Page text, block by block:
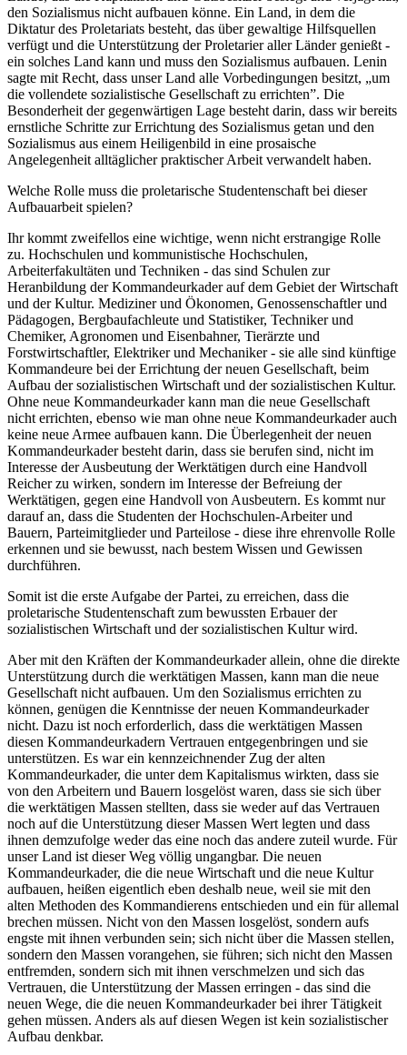
den Sozialismus nicht aufbauen könne. Ein Land, in dem die
Diktatur des Proletariats besteht, das über gewaltige Hilfsquellen
verfügt und die Unterstützung der Proletarier aller Länder genießt -
ein solches Land kann und muss den Sozialismus aufbauen. Lenin
sagte mit Recht, dass unser Land alle Vorbedingungen besitzt, „um
die vollendete sozialistische Gesellschaft zu errichten”. Die
Besonderheit der gegenwärtigen Lage besteht darin, dass wir bereits
ernstliche Schritte zur Errichtung des Sozialismus getan und den
Sozialismus aus einem Heiligenbild in eine prosaische
Angelegenheit alltäglicher praktischer Arbeit verwandelt haben.
Welche Rolle muss die proletarische Studentenschaft bei dieser
Aufbauarbeit spielen?
Ihr kommt zweifellos eine wichtige, wenn nicht erstrangige Rolle
zu. Hochschulen und kommunistische Hochschulen,
Arbeiterfakultäten und Techniken - das sind Schulen zur
Heranbildung der Kommandeurkader auf dem Gebiet der Wirtschaft
und der Kultur. Mediziner und Ökonomen, Genossenschaftler und
Pädagogen, Bergbaufachleute und Statistiker, Techniker und
Chemiker, Agronomen und Eisenbahner, Tierärzte und
Forstwirtschaftler, Elektriker und Mechaniker - sie alle sind künftige
Kommandeure bei der Errichtung der neuen Gesellschaft, beim
Aufbau der sozialistischen Wirtschaft und der sozialistischen Kultur.
Ohne neue Kommandeurkader kann man die neue Gesellschaft
nicht errichten, ebenso wie man ohne neue Kommandeurkader auch
keine neue Armee aufbauen kann. Die Überlegenheit der neuen
Kommandeurkader besteht darin, dass sie berufen sind, nicht im
Interesse der Ausbeutung der Werktätigen durch eine Handvoll
Reicher zu wirken, sondern im Interesse der Befreiung der
Werktätigen, gegen eine Handvoll von Ausbeutern. Es kommt nur
darauf an, dass die Studenten der Hochschulen-Arbeiter und
Bauern, Parteimitglieder und Parteilose - diese ihre ehrenvolle Rolle
erkennen und sie bewusst, nach bestem Wissen und Gewissen
durchführen.
Somit ist die erste Aufgabe der Partei, zu erreichen, dass die
proletarische Studentenschaft zum bewussten Erbauer der
sozialistischen Wirtschaft und der sozialistischen Kultur wird.
Aber mit den Kräften der Kommandeurkader allein, ohne die direkte
Unterstützung durch die werktätigen Massen, kann man die neue
Gesellschaft nicht aufbauen. Um den Sozialismus errichten zu
können, genügen die Kenntnisse der neuen Kommandeurkader
nicht. Dazu ist noch erforderlich, dass die werktätigen Massen
diesen Kommandeurkadern Vertrauen entgegenbringen und sie
unterstützen. Es war ein kennzeichnender Zug der alten
Kommandeurkader, die unter dem Kapitalismus wirkten, dass sie
von den Arbeitern und Bauern losgelöst waren, dass sie sich über
die werktätigen Massen stellten, dass sie weder auf das Vertrauen
noch auf die Unterstützung dieser Massen Wert legten und dass
ihnen demzufolge weder das eine noch das andere zuteil wurde. Für
unser Land ist dieser Weg völlig ungangbar. Die neuen
Kommandeurkader, die die neue Wirtschaft und die neue Kultur
aufbauen, heißen eigentlich eben deshalb neue, weil sie mit den
alten Methoden des Kommandierens entschieden und ein für allemal
brechen müssen. Nicht von den Massen losgelöst, sondern aufs
engste mit ihnen verbunden sein; sich nicht über die Massen stellen,
sondern den Massen vorangehen, sie führen; sich nicht den Massen
entfremden, sondern sich mit ihnen verschmelzen und sich das
Vertrauen, die Unterstützung der Massen erringen - das sind die
neuen Wege, die die neuen Kommandeurkader bei ihrer Tätigkeit
gehen müssen. Anders als auf diesen Wegen ist kein sozialistischer
Aufbau denkbar.